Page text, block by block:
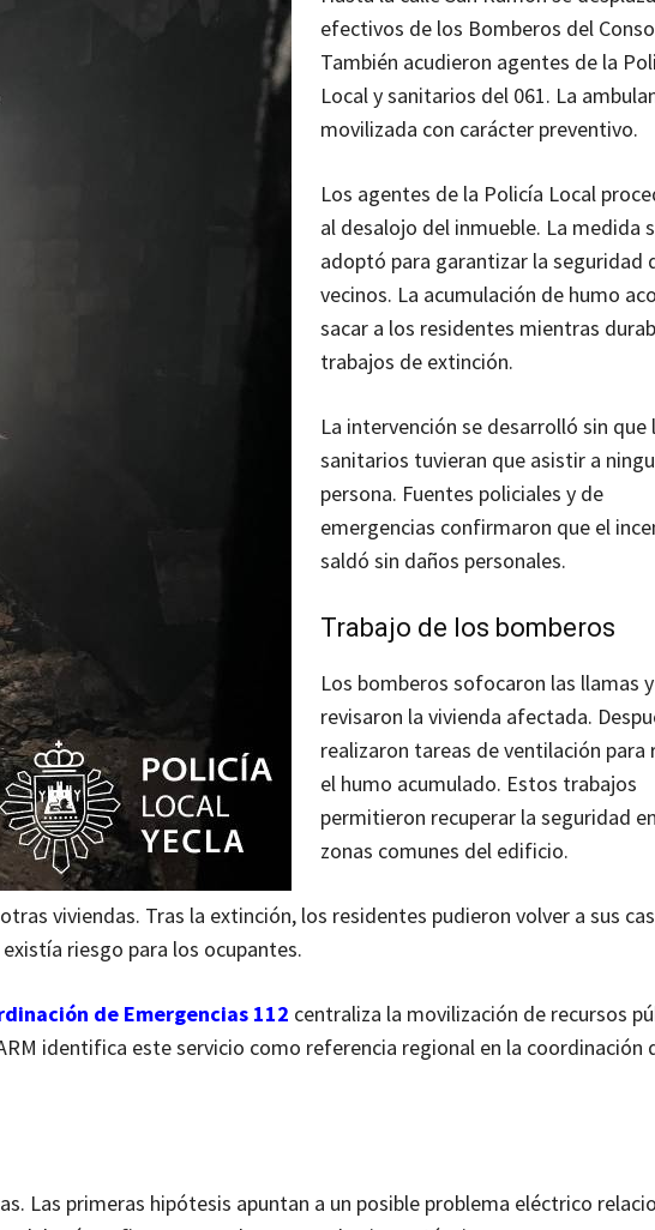
efectivos de los Bomberos del
También acudieron agentes de la
Local y sanitarios del 061. La
movilizada con carácter preventivo.
Los agentes de la Policía Local
al desalojo del inmueble. La medida
adoptó para garantizar la seguridad
vecinos. La acumulación de humo
sacar a los residentes mientras
trabajos de extinción.
La intervención se desarrolló sin que
sanitarios tuvieran que asistir a
persona. Fuentes policiales y de
emergencias confirmaron que el
saldó sin daños personales.
Trabajo de los bomberos
Los bomberos sofocaron las llamas y
revisaron la vivienda afectada.
realizaron tareas de ventilación para
el humo acumulado. Estos trabajos
permitieron recuperar la seguridad
zonas comunes del edificio.
viviendas. Tras la extinción, los residentes pudieron volver a sus
riesgo para los ocupantes.
de Emergencias 112 centraliza la movilización de recursos
identifica este servicio como referencia regional en la coordinación
Las primeras hipótesis apuntan a un posible problema eléctrico